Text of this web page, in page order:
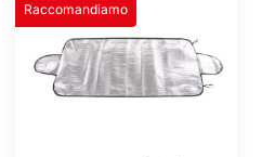
Raccomandiamo